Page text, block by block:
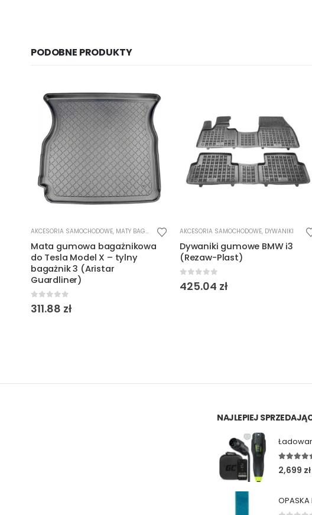
PODOBNE PRODUKTY
AKCESORIA SAMOCHODOWE, MATY BAGAŻNIKOWE
Mata gumowa bagażnikowa
do Tesla Model X – tylny
bagażnik 3 (Aristar
Guardliner)
0out of 5
311.88 zł
AKCESORIA SAMOCHODOWE, DYWANIKI
Dywaniki gumowe BMW i3
(Rezaw-Plast)
out of 5
425.04 zł
NAJLEPIEJ
5.00
2,699 zł